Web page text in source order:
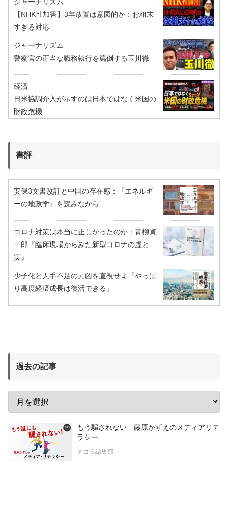
【NHK性加害】3年放置は意図的か：お粗末
すぎる対応
ジャーナリズム
警察官の正当な職務執行を罵倒する玉川徹
経済
日米協調介入が示すのは日本ではなく米国の
財政危機
書評
安保3文書改訂と中国の存在感：『エネルギ
ーの地政学』を読みながら
コロナ対策は本当に正しかったのか：青柳貞
一郎『臨床現場からみた新型コロナの虚と
実』
少子化と人手不足の元凶を直視せよ『やっぱ
り高度経済成長は復活できる』
過去の記事
もう騙されない 藤原かずえのメディアリテ
ラシー
アゴラ編集部